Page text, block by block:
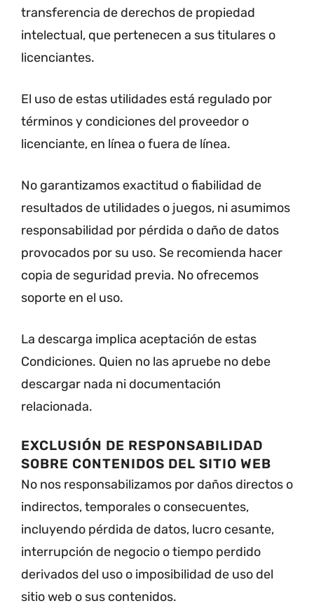
transferencia de derechos de propiedad
intelectual, que pertenecen a sus titulares o
licenciantes.
El uso de estas utilidades está regulado por
términos y condiciones del proveedor o
licenciante, en línea o fuera de línea.
No garantizamos exactitud o fiabilidad de
resultados de utilidades o juegos, ni asumimos
responsabilidad por pérdida o daño de datos
provocados por su uso. Se recomienda hacer
copia de seguridad previa. No ofrecemos
soporte en el uso.
La descarga implica aceptación de estas
Condiciones. Quien no las apruebe no debe
descargar nada ni documentación
relacionada.
EXCLUSIÓN DE RESPONSABILIDAD
SOBRE CONTENIDOS DEL SITIO WEB
No nos responsabilizamos por daños directos o
indirectos, temporales o consecuentes,
incluyendo pérdida de datos, lucro cesante,
interrupción de negocio o tiempo perdido
derivados del uso o imposibilidad de uso del
sitio web o sus contenidos.